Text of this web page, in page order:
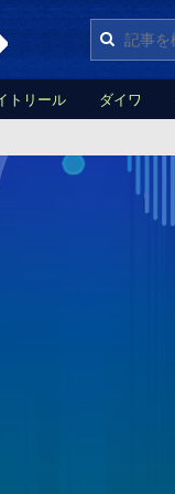
トリール ダイワ